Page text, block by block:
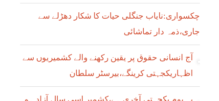
چکسواری:نایاب جنگلی حیات کا شکار دھڑلے سے
جاری،ذمہ دار تماشائی
آج انسانی حقوق پر یقین رکھنے والے کشمیریوں سے
اظہاریکجہتی کرینگے،بیرسٹر سلطان